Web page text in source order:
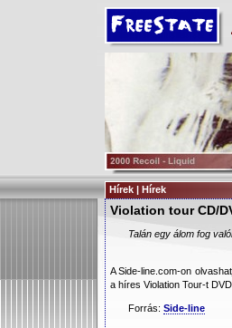
Hírek | Hírek
Violation tour CD/
Talán egy álom fog
A Side-line.com-on
a híres Violation Tour-t
Forrás: Side-line